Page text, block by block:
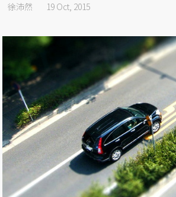
徐沛然 19 Oct, 2015